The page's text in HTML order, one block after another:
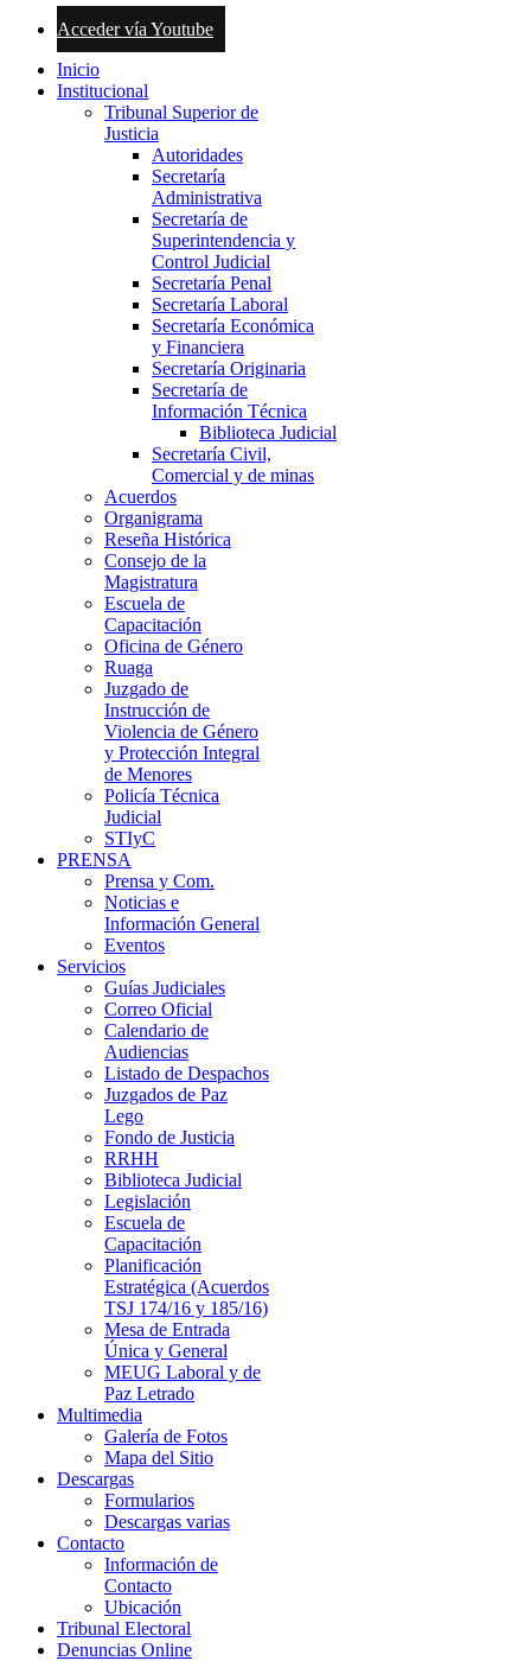
Acceder vía Youtube
Inicio
Institucional
Tribunal Superior de
Justicia
Autoridades
Secretaría
Administrativa
Secretaría de
Superintendencia y
Control Judicial
Secretaría Penal
Secretaría Laboral
Secretaría Económica
y Financiera
Secretaría Originaria
Secretaría de
Información Técnica
Biblioteca Judicial
Secretaría Civil,
Comercial y de minas
Acuerdos
Organigrama
Reseña Histórica
Consejo de la
Magistratura
Escuela de
Capacitación
Oficina de Género
Ruaga
Juzgado de
Instrucción de
Violencia de Género
y Protección Integral
de Menores
Policía Técnica
Judicial
STIyC
PRENSA
Prensa y Com.
Noticias e
Información General
Eventos
Servicios
Guías Judiciales
Correo Oficial
Calendario de
Audiencias
Listado de Despachos
Juzgados de Paz
Lego
Fondo de Justicia
RRHH
Biblioteca Judicial
Legislación
Escuela de
Capacitación
Planificación
Estratégica (Acuerdos
TSJ 174/16 y 185/16)
Mesa de Entrada
Única y General
MEUG Laboral y de
Paz Letrado
Multimedia
Galería de Fotos
Mapa del Sitio
Descargas
Formularios
Descargas varias
Contacto
Información de
Contacto
Ubicación
Tribunal Electoral
Denuncias Online